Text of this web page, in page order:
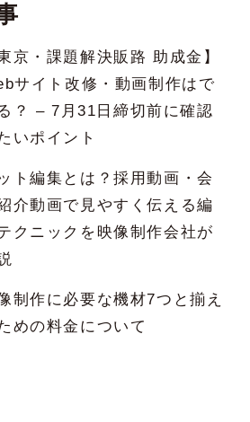
東京・課題解決販路 助成金】
サイト改修・動画制作はで
？ – 7月31日締切前に確認
いポイント
ト編集とは？採用動画・会
介動画で見やすく伝える編
クニックを映像制作会社が
制作に必要な機材7つと揃え
めの料金について